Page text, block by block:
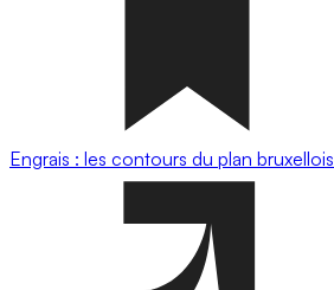
Engrais : les contours du plan bruxellois